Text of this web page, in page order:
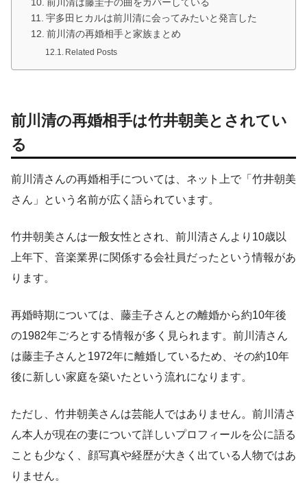
前川清は藤圭子の曲をカバーしている
宇多田ヒカルは前川清に会ってみたいと発言した
前川清の再婚相手と家族まとめ
Related Posts
前川清の再婚相手は竹井朝美とされてい
る
前川清さんの再婚相手については、ネット上で「竹井朝美
さん」という名前が広く語られています。
竹井朝美さんは一般女性とされ、前川清さんより10歳以
上年下、音楽業界に関係する会社員だったという情報があ
ります。
再婚時期については、藤圭子さんとの離婚から約10年後
の1982年ごろとする情報が多く見られます。前川清さん
は藤圭子さんと1972年に離婚しているため、その約10年
後に新しい家庭を築いたという流れになります。
ただし、竹井朝美さんは芸能人ではありません。前川清さ
ん本人が現在の妻について詳しいプロフィールを公に語る
ことも少なく、顔写真や経歴が大きく出ている人物ではあ
りません。